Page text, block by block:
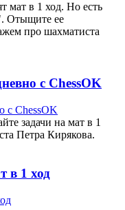
мат в 1 ход. Но есть
Отыщите ее
про шахматиста
с ChessOK
задачи на мат в 1
Петра Кирякова.
в 1 ход